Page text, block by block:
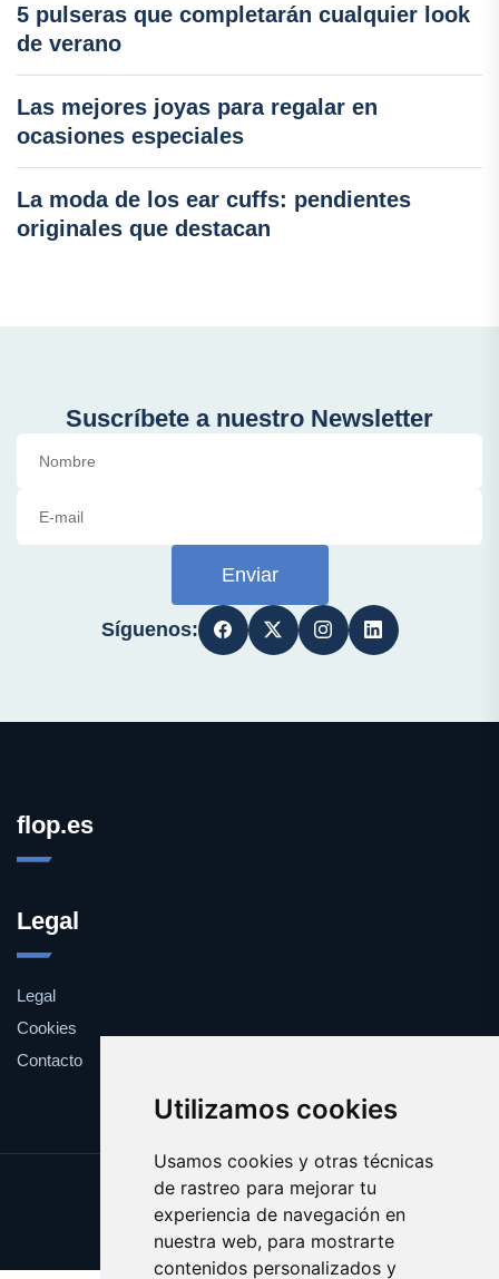
Utilizamos cookies
Usamos cookies y otras técnicas
de rastreo para mejorar tu
experiencia de navegación en
nuestra web, para mostrarte
contenidos personalizados y
5 pulseras que completarán cualquier look
de verano
Las mejores joyas para regalar en
ocasiones especiales
La moda de los ear cuffs: pendientes
originales que destacan
Suscríbete a nuestro Newsletter
Enviar
Síguenos:
flop.es
Legal
Legal
Cookies
Contacto
Update cookies preferences
Copyright © 2025 flop.es